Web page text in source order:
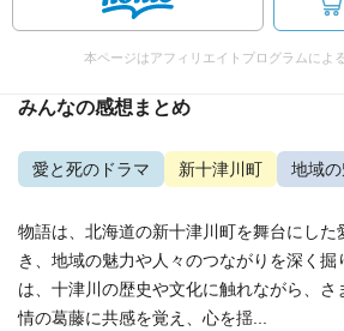
本ページはアフィリエイトプログラムによ
みんなの感想まとめ
愛と死のドラマ 新十津川町 地域の
物語は、北海道の新十津川町を舞台にした
き、地域の魅力や人々のつながりを深く
は、十津川の歴史や文化に触れながら、
情の葛藤に共感を覚え、心を揺...